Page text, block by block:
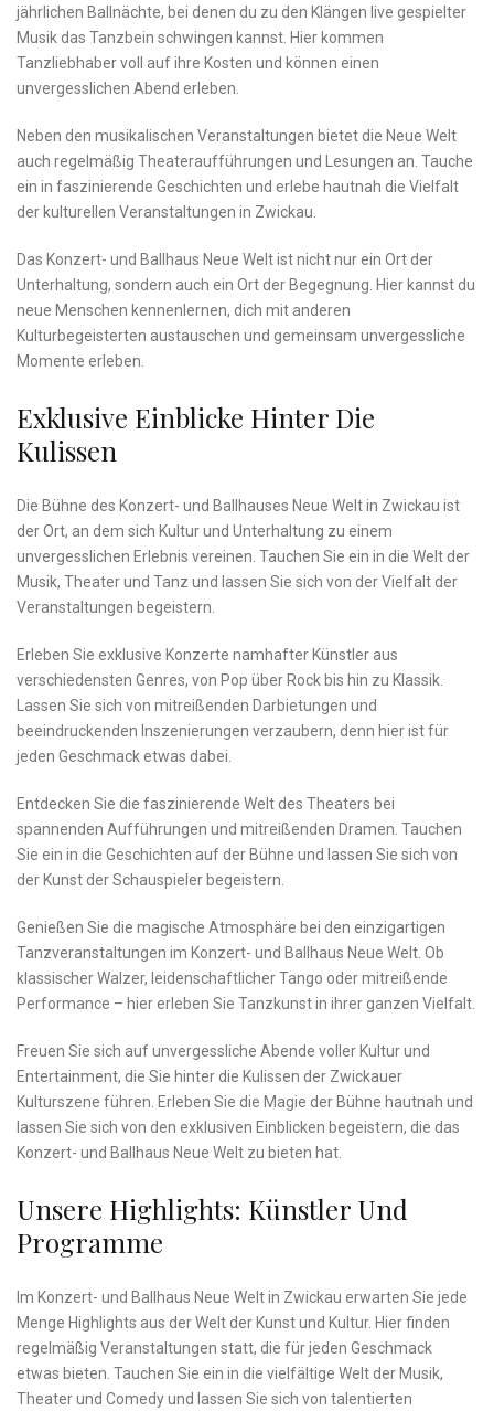
jährlichen ⁢Ballnächte, ⁤bei denen du zu‌ den Klängen live gespielter
Musik das ‌Tanzbein schwingen kannst. Hier kommen
‍Tanzliebhaber voll auf ihre Kosten ⁣und können ‌einen​
unvergesslichen Abend erleben.
Neben den musikalischen Veranstaltungen bietet die Neue Welt
‌auch regelmäßig⁢ Theateraufführungen und Lesungen‍ an. Tauche
‍ein‍ in faszinierende ⁤Geschichten und erlebe‍ hautnah die Vielfalt
‌der kulturellen Veranstaltungen in Zwickau.
Das Konzert-⁢ und Ballhaus Neue Welt ‌ist nicht⁢ nur ein Ort der
Unterhaltung, sondern⁤ auch ⁣ein ⁢Ort der Begegnung. ‌Hier kannst du
⁢neue ⁤Menschen kennenlernen, dich mit anderen
Kulturbegeisterten austauschen und gemeinsam unvergessliche
⁣Momente erleben.
Exklusive Einblicke Hinter Die
Kulissen
Die Bühne​ des Konzert- und Ballhauses Neue Welt in Zwickau ist
der‌ Ort, an dem⁢ sich Kultur und Unterhaltung ‌zu einem
unvergesslichen Erlebnis vereinen.‌ Tauchen Sie ein ​in die Welt der
Musik, Theater​ und⁣ Tanz und lassen Sie sich von der Vielfalt der
Veranstaltungen begeistern.
Erleben ⁣Sie exklusive Konzerte namhafter Künstler aus
verschiedensten Genres, von ‌Pop über Rock bis hin zu Klassik.
Lassen Sie sich von mitreißenden‍ Darbietungen und
beeindruckenden Inszenierungen verzaubern, denn hier ist für
jeden Geschmack etwas dabei.
Entdecken Sie ​die faszinierende⁢ Welt des Theaters bei
spannenden Aufführungen und mitreißenden ⁤Dramen. Tauchen
Sie ⁤ein in ⁣die Geschichten auf der⁤ Bühne ‍und lassen Sie‌ sich ⁤von
der Kunst der Schauspieler begeistern.
Genießen⁢ Sie ⁢die​ magische Atmosphäre bei den einzigartigen
Tanzveranstaltungen im Konzert- und‌ Ballhaus Neue‌ Welt. Ob
klassischer Walzer, ⁢leidenschaftlicher Tango ​oder mitreißende
Performance – hier erleben Sie Tanzkunst in ihrer ganzen Vielfalt.
Freuen ⁢Sie sich auf unvergessliche ‌Abende voller Kultur und
Entertainment, die Sie⁢ hinter die Kulissen der Zwickauer
Kulturszene führen. Erleben⁣ Sie die‍ Magie der Bühne⁤ hautnah und
lassen Sie sich von​ den⁣ exklusiven Einblicken begeistern, die das‍
Konzert- und Ballhaus Neue Welt zu bieten hat.
Unsere⁢ Highlights: ⁢Künstler ‍und​
Programme
Im ⁣Konzert-⁢ und Ballhaus ⁢Neue Welt in ⁣Zwickau ⁣erwarten ‌Sie jede
Menge ‍Highlights aus ⁢der Welt⁤ der⁤ Kunst und⁤ Kultur. Hier finden
regelmäßig Veranstaltungen statt, die für ⁣jeden Geschmack
⁢etwas bieten. Tauchen Sie ein in die vielfältige Welt der Musik,
Theater und Comedy⁢ und‌ lassen⁤ Sie sich von talentierten